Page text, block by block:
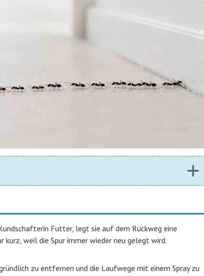
Futter, legt sie auf dem Rückweg eine
weil die Spur immer wieder neu gelegt wird.
zu entfernen und die Laufwege mit einem Spray zu